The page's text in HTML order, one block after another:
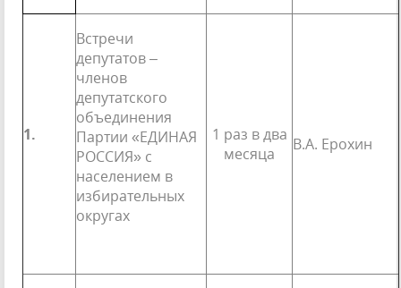
1.
Встречи
депутатов –
членов
депутатского
объединения
Партии «ЕДИНАЯ
РОССИЯ» с
населением в
избирательных
округах
1 раз в два
месяца
В.А. Ерохин